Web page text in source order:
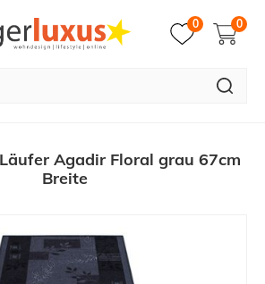
0 0
Agadir Floral grau 67cm
Breite